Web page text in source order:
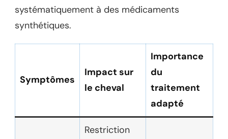
systématiquement à des médicaments
synthétiques.
Symptômes
Impact sur
le cheval
Importance
du
traitement
adapté
Restriction